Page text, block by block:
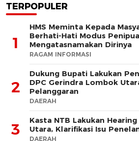
TERPOPULER
1
HMS Meminta Kepada
Berhati-Hati Modus
Mengatasnamakan Dirinya
RAGAM INFORMASI
2
Dukung Bupati Lakukan
DPC Gerindra Lombok
Pelanggaran
DAERAH
3
Kasta NTB Lakukan
Utara, Klarifikasi Isu
DAERAH